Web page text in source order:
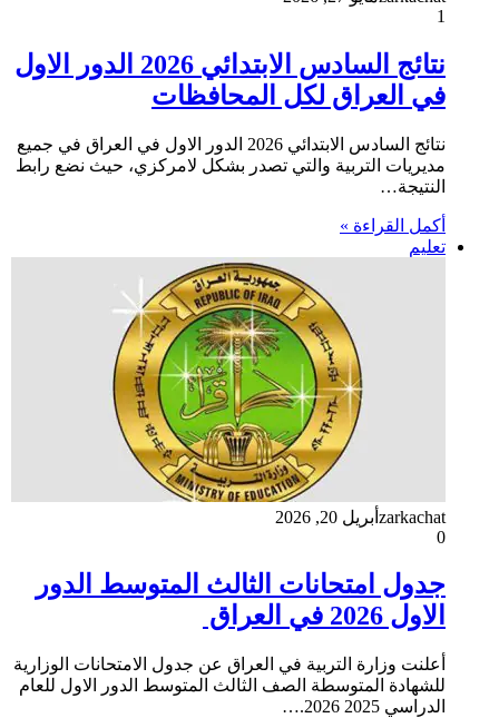
1
نتائج السادس الابتدائي 2026 الدور الاول
في العراق لكل المحافظات
نتائج السادس الابتدائي 2026 الدور الاول في العراق في جميع
مديريات التربية والتي تصدر بشكل لامركزي، حيث نضع رابط
النتيجة…
أكمل القراءة »
تعليم
zarkachat أبريل 20, 2026
0
جدول امتحانات الثالث المتوسط الدور
الاول 2026 في العراق
أعلنت وزارة التربية في العراق عن جدول الامتحانات الوزارية
للشهادة المتوسطة الصف الثالث المتوسط الدور الاول للعام
الدراسي 2025 2026.…